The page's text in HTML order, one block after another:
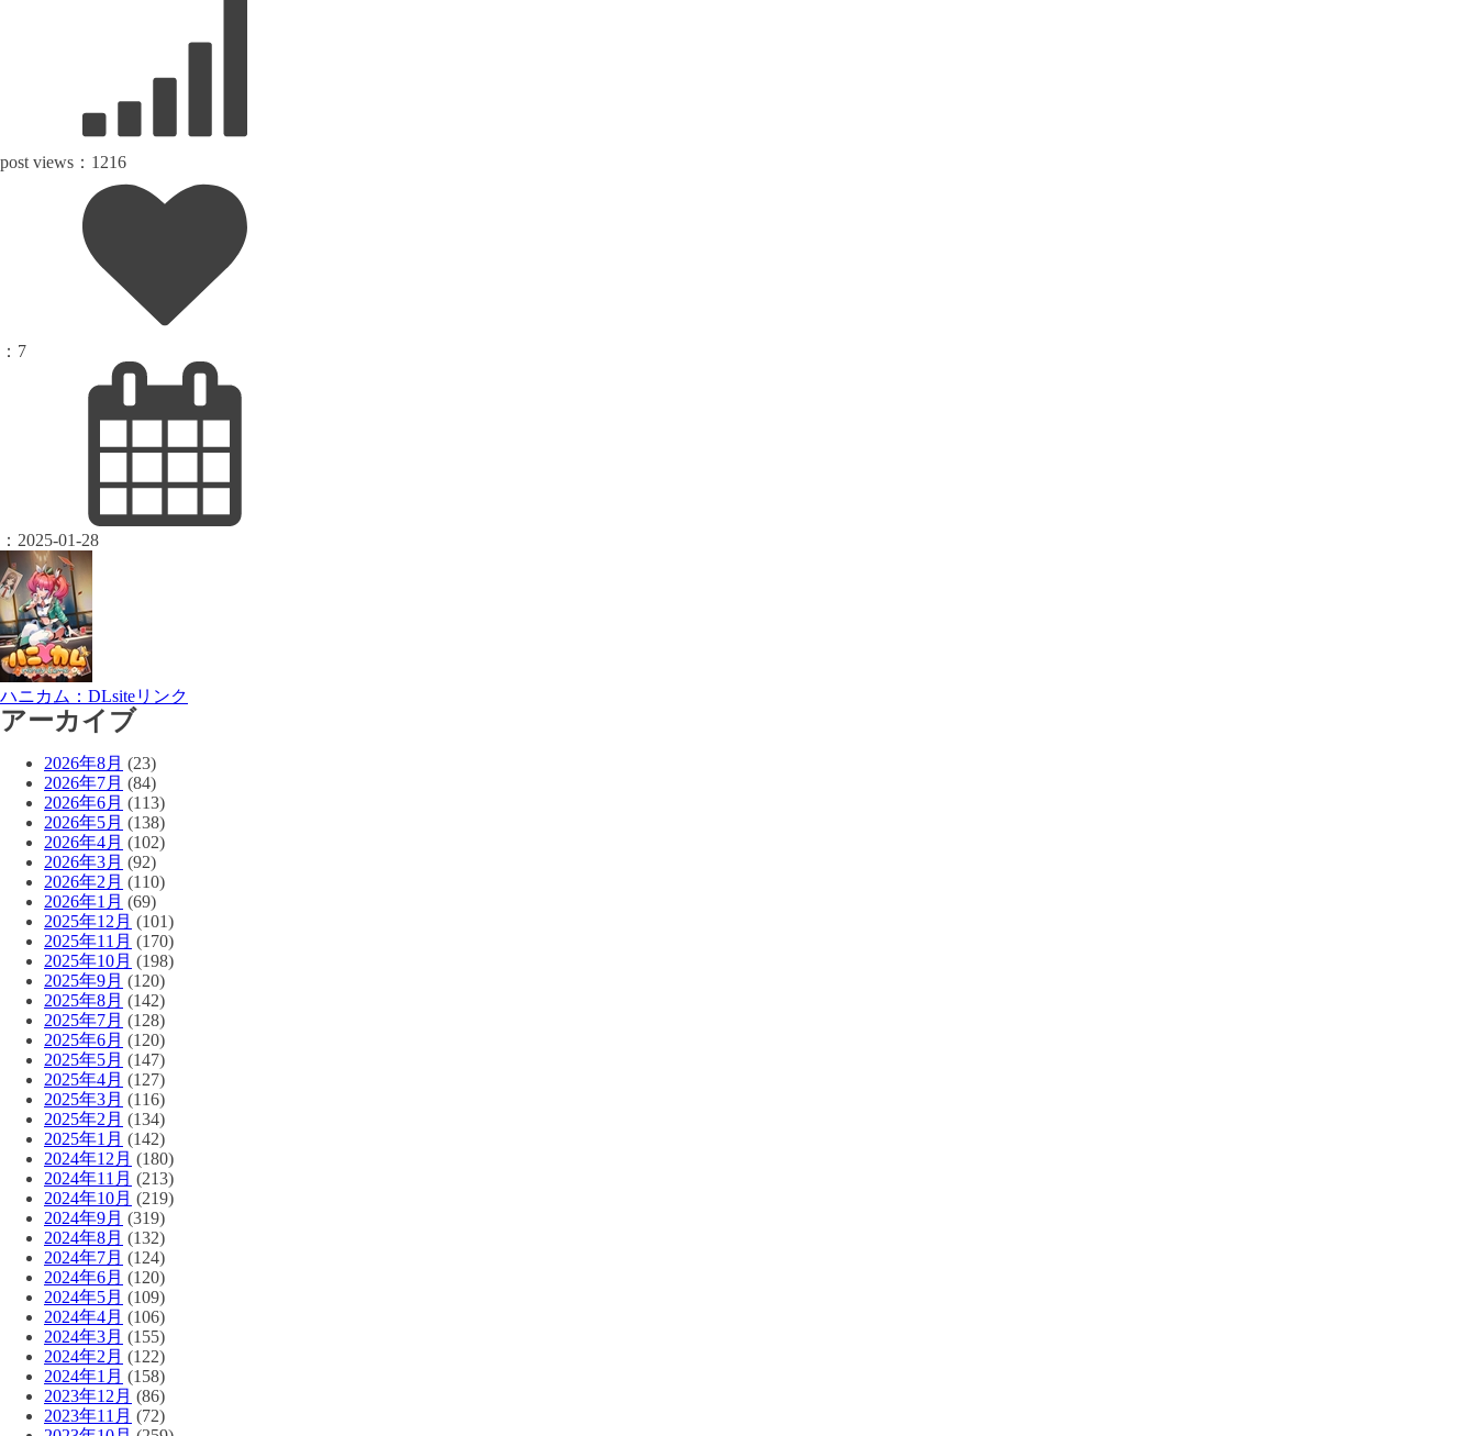
post views： 1216
： 7
： 2025-01-28
ハニカム：DLsiteリンク
アーカイブ
2026年8月 (23)
2026年7月 (84)
2026年6月 (113)
2026年5月 (138)
2026年4月 (102)
2026年3月 (92)
2026年2月 (110)
2026年1月 (69)
2025年12月 (101)
2025年11月 (170)
2025年10月 (198)
2025年9月 (120)
2025年8月 (142)
2025年7月 (128)
2025年6月 (120)
2025年5月 (147)
2025年4月 (127)
2025年3月 (116)
2025年2月 (134)
2025年1月 (142)
2024年12月 (180)
2024年11月 (213)
2024年10月 (219)
2024年9月 (319)
2024年8月 (132)
2024年7月 (124)
2024年6月 (120)
2024年5月 (109)
2024年4月 (106)
2024年3月 (155)
2024年2月 (122)
2024年1月 (158)
2023年12月 (86)
2023年11月 (72)